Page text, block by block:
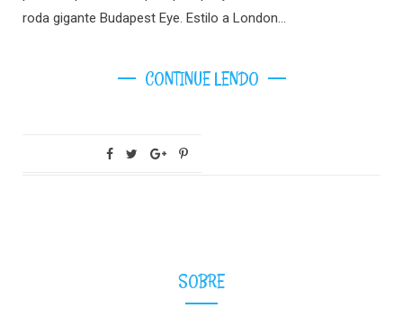
roda gigante Budapest Eye. Estilo a London…
CONTINUE LENDO
SOBRE